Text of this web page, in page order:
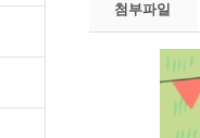
첨부파일